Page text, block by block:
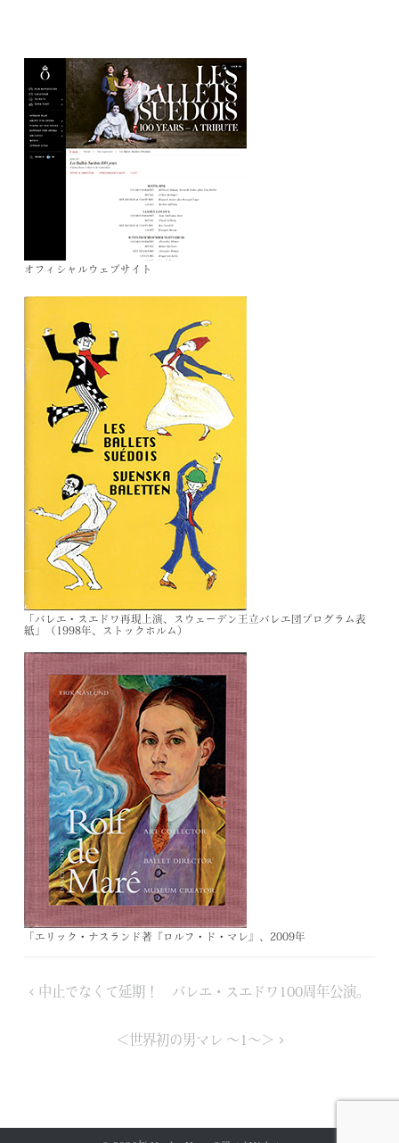
オフィシャルウェブサイト
「バレエ・スエドワ再現上演、 スウェーデン王立バレエ団プログラム表
紙」（ 1998年、 ストックホルム）
「エリック・ナスランド著『ロルフ・ド・マレ』、2009年
投中止でなくて延期！ バレエ・スエドワ100周年公演。
＜世界初の男マレ ～1～＞